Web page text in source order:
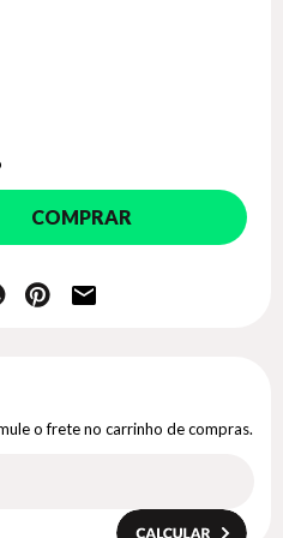
COMPRAR
o frete no carrinho de compras.